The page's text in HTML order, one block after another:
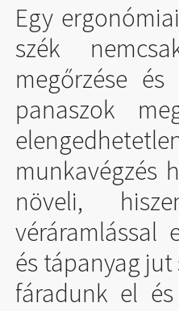
Egy
szék
megőrzése és
panaszok
munkavégzés
növeli,
véráramlással
és tápanyag
fáradunk el